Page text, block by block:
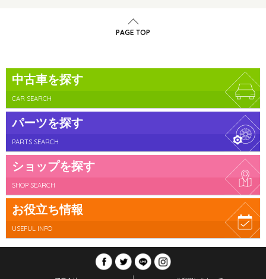
PAGE TOP
中古車を探す
CAR SEARCH
パーツを探す
PARTS SEARCH
ショップを探す
SHOP SEARCH
お役立ち情報
USEFUL INFO